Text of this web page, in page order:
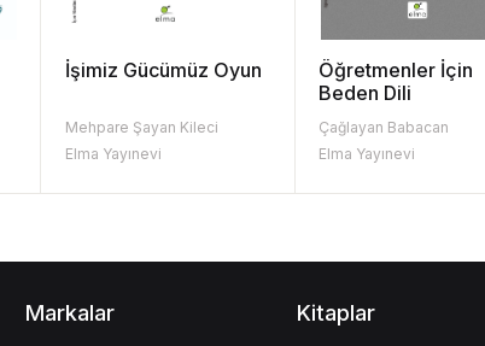
İşimiz Gücümüz Oyun
Mehpare Şayan Kileci
Elma Yayınevi
Öğretmenler İçin
Beden Dili
Çağlayan Babacan
Elma Yayınevi
Markalar Kitaplar